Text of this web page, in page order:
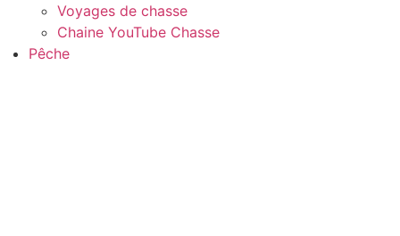
Voyages de chasse
Chaine YouTube Chasse
Pêche